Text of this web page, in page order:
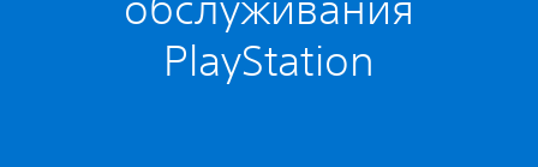
PlayStation